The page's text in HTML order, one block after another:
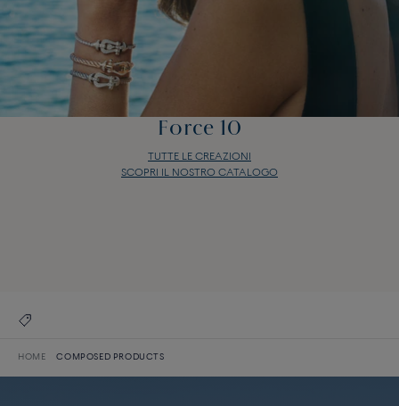
Force 10
TUTTE LE CREAZIONI
SCOPRI IL NOSTRO CATALOGO
HOME COMPOSED PRODUCTS